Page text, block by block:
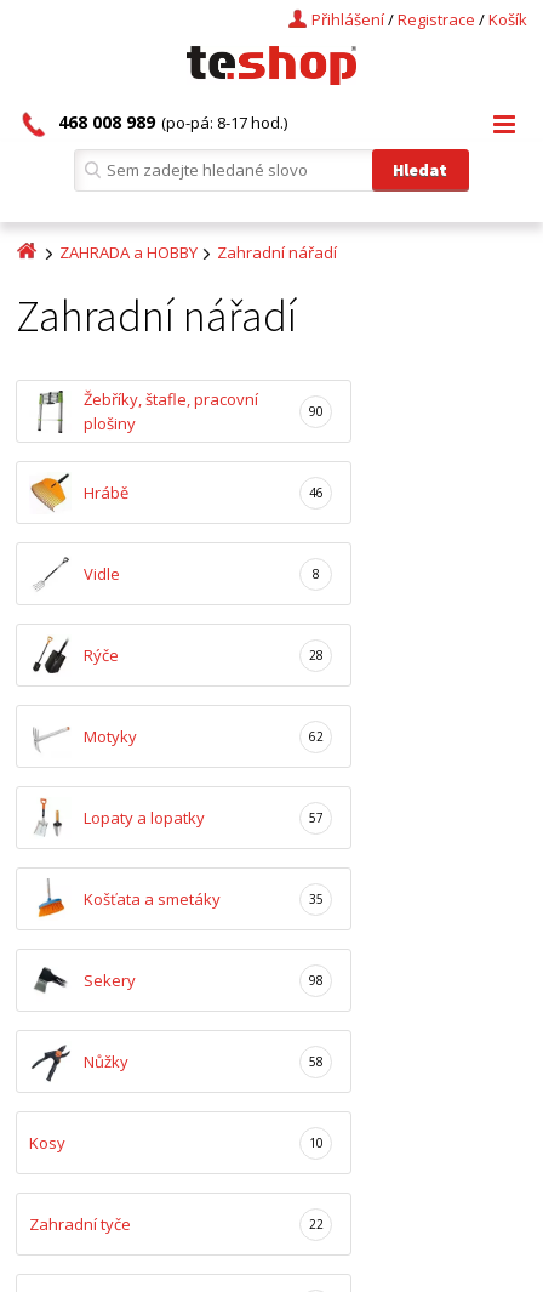
Košík
/
Registrace
/
Přihlášení
468 008 989 (po-pá: 8-17 hod.)
ZAHRADA a HOBBY Zahradní nářadí
Zahradní nářadí
Žebříky, štafle, pracovní
plošiny
90
Hrábě 46
Vidle 8
Rýče 28
Motyky 62
Lopaty a lopatky 57
Košťata a smetáky 35
Sekery 98
Nůžky 58
Kosy 10
Zahradní tyče 22